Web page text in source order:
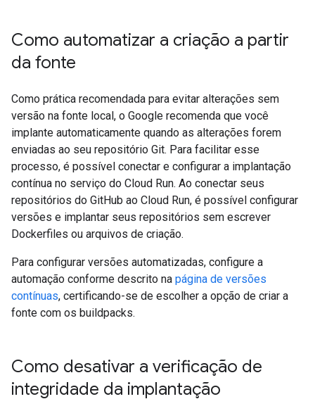
Como automatizar a criação a partir
da fonte
Como prática recomendada para evitar alterações sem
versão na fonte local, o Google recomenda que você
implante automaticamente quando as alterações forem
enviadas ao seu repositório Git. Para facilitar esse
processo, é possível conectar e configurar a implantação
contínua no serviço do Cloud Run. Ao conectar seus
repositórios do GitHub ao Cloud Run, é possível configurar
versões e implantar seus repositórios sem escrever
Dockerfiles ou arquivos de criação.
Para configurar versões automatizadas, configure a
automação conforme descrito na página de versões
contínuas, certificando-se de escolher a opção de criar a
fonte com os buildpacks.
Como desativar a verificação de
integridade da implantação